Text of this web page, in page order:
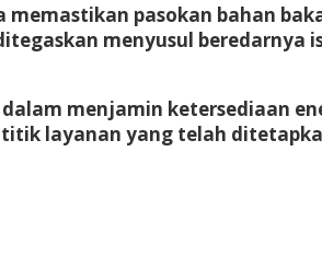
pasokan bahan
menyusul beredarnya
menjamin ketersediaan
layanan yang telah